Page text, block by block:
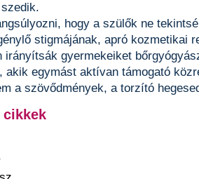
hogy a szülők ne
stigmájának, apró kozmetikai
irányítsák gyermekeiket
akik egymást aktívan támogató
a szövődmények, a torzító
cikkek